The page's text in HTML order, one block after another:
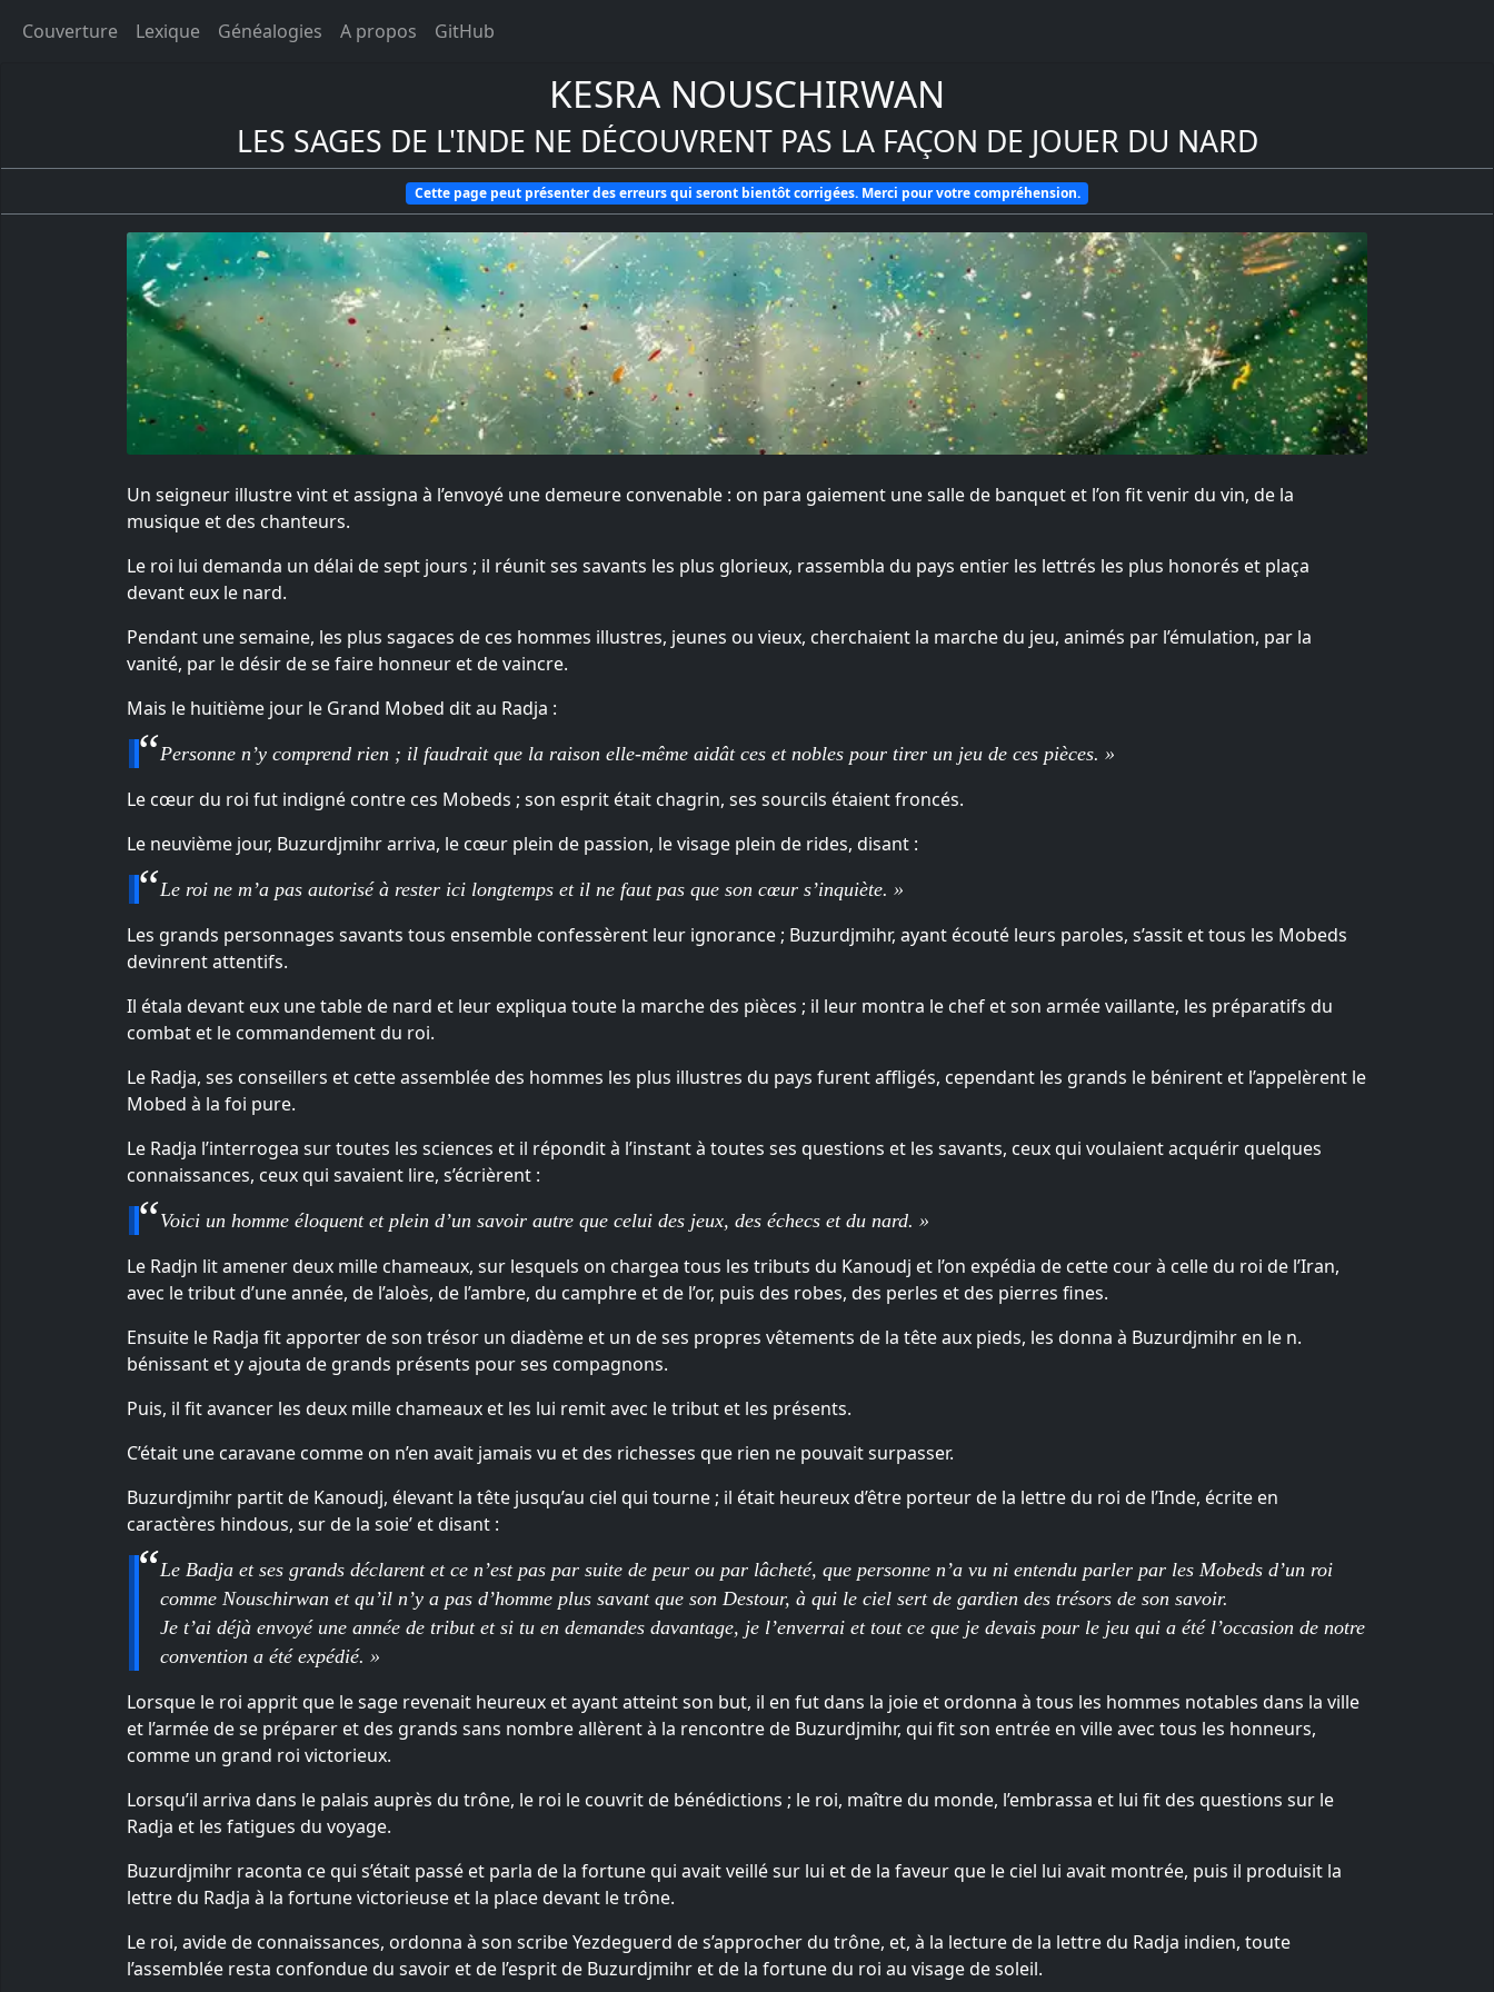
Couverture Lexique Généalogies A propos GitHub
KESRA NOUSCHIRWAN
LES SAGES DE L'INDE NE DÉCOUVRENT PAS LA FAÇON DE JOUER DU NARD
Cette page peut présenter des erreurs qui seront bientôt corrigées. Merci pour votre compréhension.
Un seigneur illustre vint et assigna à l’envoyé une demeure convenable : on para gaiement une salle de banquet et l’on fit venir du vin, de la
musique et des chanteurs.
Le roi lui demanda un délai de sept jours ; il réunit ses savants les plus glorieux, rassembla du pays entier les lettrés les plus honorés et plaça
devant eux le nard.
Pendant une semaine, les plus sagaces de ces hommes illustres, jeunes ou vieux, cherchaient la marche du jeu, animés par l’émulation, par la
vanité, par le désir de se faire honneur et de vaincre.
Mais le huitième jour le Grand Mobed dit au Radja :
Personne n’y comprend rien ; il faudrait que la raison elle-même aidât ces et nobles pour tirer un jeu de ces pièces. »
Le cœur du roi fut indigné contre ces Mobeds ; son esprit était chagrin, ses sourcils étaient froncés.
Le neuvième jour, Buzurdjmihr arriva, le cœur plein de passion, le visage plein de rides, disant :
Le roi ne m’a pas autorisé à rester ici longtemps et il ne faut pas que son cœur s’inquiète. »
Les grands personnages savants tous ensemble confessèrent leur ignorance ; Buzurdjmihr, ayant écouté leurs paroles, s’assit et tous les Mobeds
devinrent attentifs.
Il étala devant eux une table de nard et leur expliqua toute la marche des pièces ; il leur montra le chef et son armée vaillante, les préparatifs du
combat et le commandement du roi.
Le Radja, ses conseillers et cette assemblée des hommes les plus illustres du pays furent affligés, cependant les grands le bénirent et l’appelèrent le
Mobed à la foi pure.
Le Radja l’interrogea sur toutes les sciences et il répondit à l’instant à toutes ses questions et les savants, ceux qui voulaient acquérir quelques
connaissances, ceux qui savaient lire, s’écrièrent :
Voici un homme éloquent et plein d’un savoir autre que celui des jeux, des échecs et du nard. »
Le Radjn lit amener deux mille chameaux, sur lesquels on chargea tous les tributs du Kanoudj et l’on expédia de cette cour à celle du roi de l’Iran,
avec le tribut d’une année, de l’aloès, de l’ambre, du camphre et de l’or, puis des robes, des perles et des pierres fines.
Ensuite le Radja fit apporter de son trésor un diadème et un de ses propres vêtements de la tête aux pieds, les donna à Buzurdjmihr en le n.
bénissant et y ajouta de grands présents pour ses compagnons.
Puis, il fit avancer les deux mille chameaux et les lui remit avec le tribut et les présents.
C’était une caravane comme on n’en avait jamais vu et des richesses que rien ne pouvait surpasser.
Buzurdjmihr partit de Kanoudj, élevant la tête jusqu’au ciel qui tourne ; il était heureux d’être porteur de la lettre du roi de l’Inde, écrite en
caractères hindous, sur de la soie’ et disant :
Le Badja et ses grands déclarent et ce n’est pas par suite de peur ou par lâcheté, que personne n’a vu ni entendu parler par les Mobeds d’un roi
comme Nouschirwan et qu’il n’y a pas d’homme plus savant que son Destour, à qui le ciel sert de gardien des trésors de son savoir.
Je t’ai déjà envoyé une année de tribut et si tu en demandes davantage, je l’enverrai et tout ce que je devais pour le jeu qui a été l’occasion de notre
convention a été expédié. »
Lorsque le roi apprit que le sage revenait heureux et ayant atteint son but, il en fut dans la joie et ordonna à tous les hommes notables dans la ville
et l’armée de se préparer et des grands sans nombre allèrent à la rencontre de Buzurdjmihr, qui fit son entrée en ville avec tous les honneurs,
comme un grand roi victorieux.
Lorsqu’il arriva dans le palais auprès du trône, le roi le couvrit de bénédictions ; le roi, maître du monde, l’embrassa et lui fit des questions sur le
Radja et les fatigues du voyage.
Buzurdjmihr raconta ce qui s’était passé et parla de la fortune qui avait veillé sur lui et de la faveur que le ciel lui avait montrée, puis il produisit la
lettre du Radja à la fortune victorieuse et la place devant le trône.
Le roi, avide de connaissances, ordonna à son scribe Yezdeguerd de s’approcher du trône, et, à la lecture de la lettre du Radja indien, toute
l’assemblée resta confondue du savoir et de l’esprit de Buzurdjmihr et de la fortune du roi au visage de soleil.